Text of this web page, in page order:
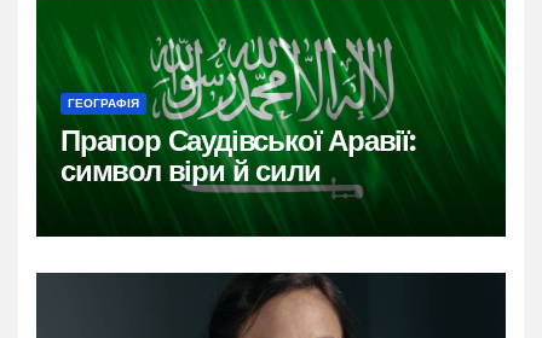
ГЕОГРАФІЯ
Прапор Саудівської Аравії:
символ віри й сили